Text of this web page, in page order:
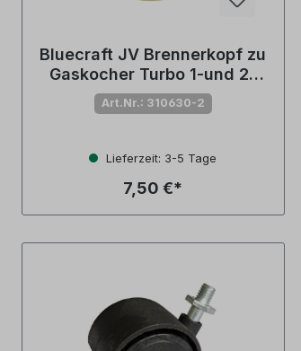
Bluecraft JV Brennerkopf zu
Gaskocher Turbo 1-und 2-
flammig (Nr. 805193)
Art.Nr.: 310630-2
Lieferzeit: 3-5 Tage
7,50 €*